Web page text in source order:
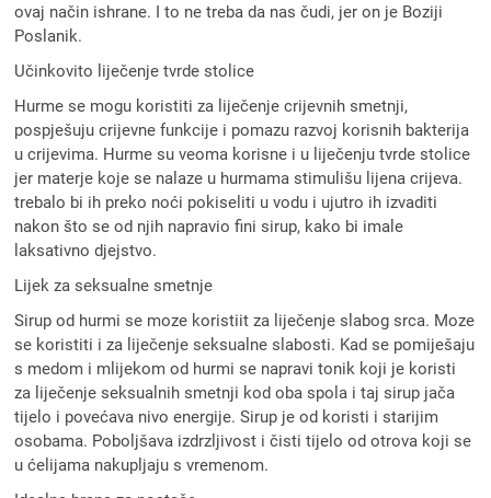
ovaj način ishrane. I to ne treba da nas čudi, jer on je Boziji
Poslanik.
Učinkovito liječenje tvrde stolice
Hurme se mogu koristiti za liječenje crijevnih smetnji,
pospješuju crijevne funkcije i pomazu razvoj korisnih bakterija
u crijevima. Hurme su veoma korisne i u liječenju tvrde stolice
jer materje koje se nalaze u hurmama stimulišu lijena crijeva.
trebalo bi ih preko noći pokiseliti u vodu i ujutro ih izvaditi
nakon što se od njih napravio fini sirup, kako bi imale
laksativno djejstvo.
Lijek za seksualne smetnje
Sirup od hurmi se moze koristiit za liječenje slabog srca. Moze
se koristiti i za liječenje seksualne slabosti. Kad se pomiješaju
s medom i mlijekom od hurmi se napravi tonik koji je koristi
za liječenje seksualnih smetnji kod oba spola i taj sirup jača
tijelo i povećava nivo energije. Sirup je od koristi i starijim
osobama. Poboljšava izdrzljivost i čisti tijelo od otrova koji se
u ćelijama nakupljaju s vremenom.